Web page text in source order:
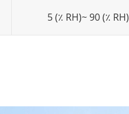
5 (٪ RH)~ 90 (٪ RH)